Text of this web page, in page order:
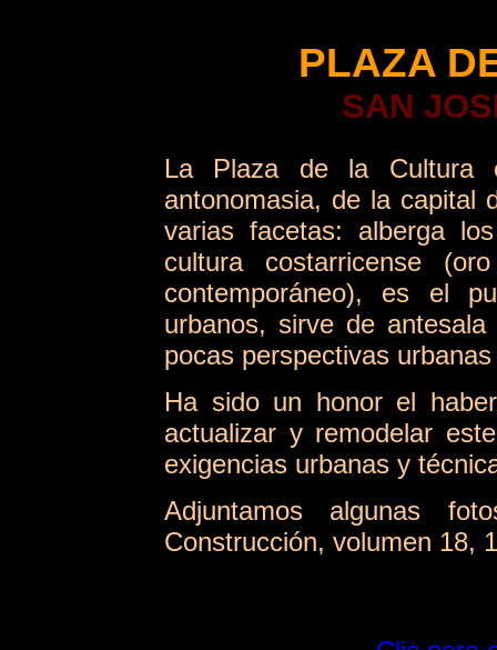
PLAZA
SAN
La Plaza de la Cultura
antonomasia, de la capital
varias facetas: alberga
cultura costarricense
contemporáneo), es el
urbanos, sirve de
pocas perspectivas
Ha sido un honor el
actualizar y remodelar
exigencias urbanas y
Adjuntamos algunas
Construcción, volumen 18,